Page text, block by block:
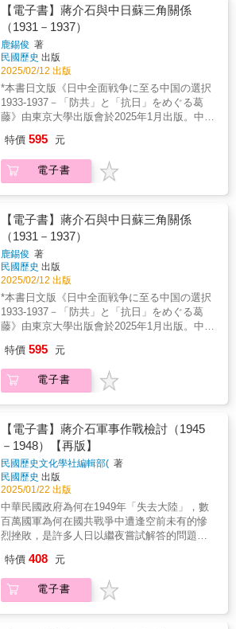
重於內部因素，如政府政策或本地企業表現；
也有一些關注外部因素，如美國援助。但本書
則是內外因素一起分析，更將目光投向以往研
究較少提及的國際連結，例如在美華人專家網
絡為臺灣提供的商業協助與政策建言，以及跨
國企業技術輸入對產業升級的助力。全書分為
三部。在第一部，作者以石油與棉花產業為
例，說明臺灣如何累積工業化初期所需的基礎
部探討組裝性產業的興起，包括自行車與汽車
產業及其零組件供應體系，裕隆與福特六和為
主要個案。經濟發展不僅靠工廠生產，亦需知
識和制度的支撐；第三部轉向經濟統計制度與
離。當時無論是百姓或軍人，行止之間禍福難
測，性命如螻蟻，無人知道遷或不遷的下場會
是如何。那些年有上百萬人離鄉背井來到台
灣，人際關係連根拔起，原本的家人或親友失
散失聯，那種深沉的無奈與傷痛並非一般人可
體會。本書集合了十七位大學教授撰寫家中長
輩輾轉流離的事蹟，作者群在各學術領域皆有
卓越表現，書中故事從多角度爬梳，並謹慎求
證與撰稿，可視為那個時期社會百態的記錄，
期待為那個動亂的大時代留下一些庶民的歷史
【電子書】蔣介石與中日蘇三角關係
（1931－1937）
鹿錫俊 著
民國歷史 出版
2025/02/12 出版
*本書日文版《日中全面戦争に至る中国の選択
1933-1937－「防共」と「抗日」をめぐる葛
藤》由東京大學出版會於2025年1月出版。中文
至1937年；在內容方面，也由九章擴大為十一
章。 1930年代的中華民國國民政府，北方面對
蘇聯，東方面對日本，究竟是防共優先，還是
「謀」、「憎」、「鬥」的多重交叉而形成種
種錯綜複雜的兩難困境。身處其中的蔣介石及
國民政府，圍繞「抗日」與「防共」兩大難題
經歷了怎樣的抉擇過程？日本因素對此發揮了
什麼作用？蘇聯因素又予以何種影響？ 本書
透過探究以上問題的答案，揭示了中國對日、
對蘇政策的多重面相，以及中日全面戰爭爆發
的深層原因，為基於三個結合──中國研究與日
本研究的結合、中日雙邊關係研究與中日蘇德
等多邊關係研究的結合、政策演變史研究與人
路。
特價 595 元
電子書
【電子書】蔣介石與中日蘇三角關係
（1931－1937）
鹿錫俊 著
民國歷史 出版
2025/02/12 出版
*本書日文版《日中全面戦争に至る中国の選択
1933-1937－「防共」と「抗日」をめぐる葛
藤》由東京大學出版會於2025年1月出版。中文
至1937年；在內容方面，也由九章擴大為十一
章。 1930年代的中華民國國民政府，北方面對
蘇聯，東方面對日本，究竟是防共優先，還是
「謀」、「憎」、「鬥」的多重交叉而形成種
種錯綜複雜的兩難困境。身處其中的蔣介石及
國民政府，圍繞「抗日」與「防共」兩大難題
經歷了怎樣的抉擇過程？日本因素對此發揮了
什麼作用？蘇聯因素又予以何種影響？ 本書
透過探究以上問題的答案，揭示了中國對日、
對蘇政策的多重面相，以及中日全面戰爭爆發
的深層原因，為基於三個結合──中國研究與日
本研究的結合、中日雙邊關係研究與中日蘇德
等多邊關係研究的結合、政策演變史研究與人
路。
特價 595 元
電子書
【電子書】蔣介石軍事作戰檢討（1945
－1948）【再版】
民國歷史文化學社編輯部( 著
民國歷史 出版
2025/01/22 出版
中華民國政府為何在1949年「失去大陸」，數
百萬國軍為何在國共戰爭中遭逢空前未有的慘
烈挫敗，是許多人日以繼夜嘗試解答的問題，
軍事作戰檢討（1945-1948）》的內容，就是蔣
介石個人連同若干國軍高層，集眾人智力，對
於相關問題的深度反思。和傳世的其他蔣日記
特價 408 元
電子書